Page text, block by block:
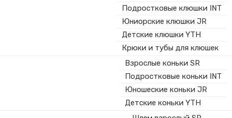
Подростковые клюшки INT
Юниорские клюшки JR
Детские клюшки YTH
Крюки и тубы для клюшек
Взрослые коньки SR
Подростковые коньки INT
Юношеские коньки JR
Детские коньки YTH